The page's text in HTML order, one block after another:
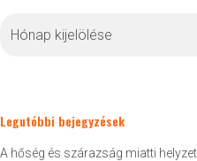
Legutóbbi bejegyzések
A hőség és szárazság miatti